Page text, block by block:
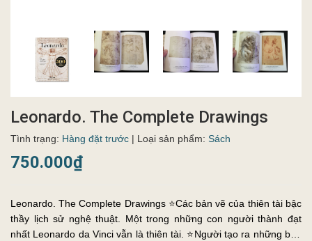
Leonardo. The Complete Drawings
Tình trạng: Hàng đặt trước | Loại sản phẩm: Sách
750.000₫
Leonardo. The Complete Drawings ⭐️Các bản vẽ của thiên tài bậc
thầy lịch sử nghệ thuật. Một trong những con người thành đạt
nhất Leonardo da Vinci vẫn là thiên tài. ⭐️Người tạo ra những bức